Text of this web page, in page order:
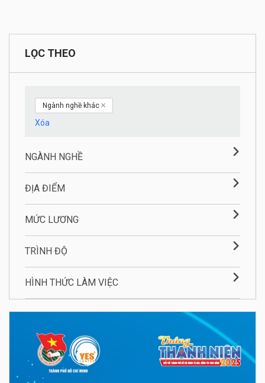
LỌC THEO
Ngành nghề khác
Xóa
NGÀNH NGHỀ
ĐỊA ĐIỂM
MỨC LƯƠNG
TRÌNH ĐỘ
HÌNH THỨC LÀM VIỆC